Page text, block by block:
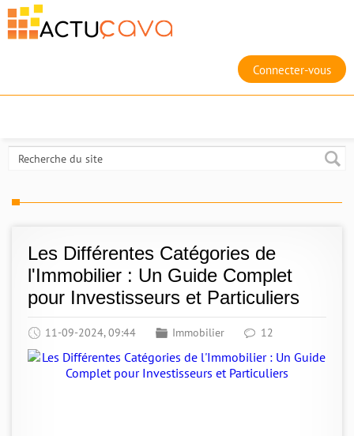
Connecter-vous
Les Différentes Catégories de
l'Immobilier : Un Guide Complet
pour Investisseurs et Particuliers
11-09-2024, 09:44 Immobilier 12